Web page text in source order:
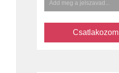
Csatlakozom